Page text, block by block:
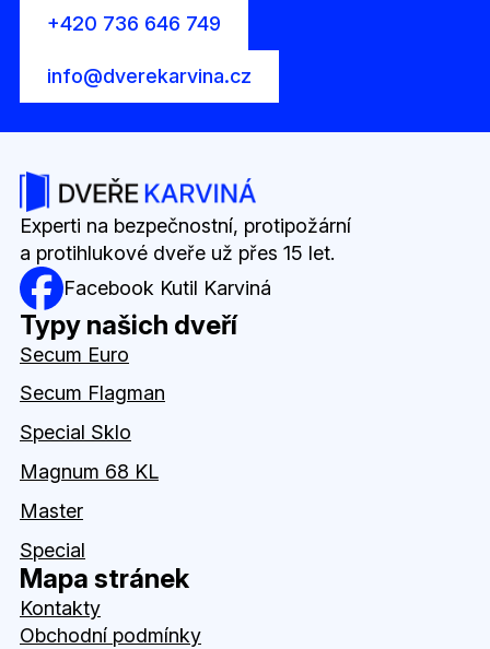
+420 736 646 749
info@dverekarvina.cz
Experti na bezpečnostní, protipožární
a protihlukové dveře už přes 15 let.
Facebook Kutil Karviná
Typy našich dveří
Secum Euro
Secum Flagman
Special Sklo
Magnum 68 KL
Master
Special
Mapa stránek
Kontakty
Obchodní podmínky